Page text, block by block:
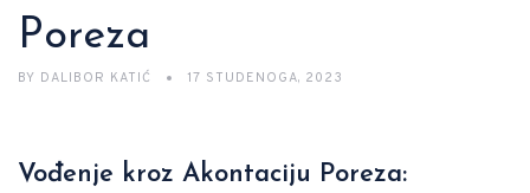
Poreza
BY DALIBOR KATIĆ 17 STUDENOGA, 2023
Vođenje kroz Akontaciju Poreza: